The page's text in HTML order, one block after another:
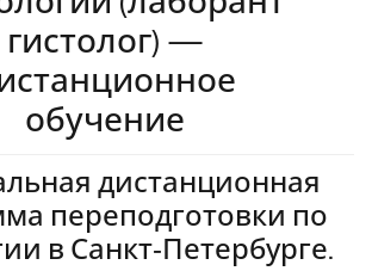
гистолог) —
обучение
дистанционная
переподготовки по
в Санкт‑Петербурге.